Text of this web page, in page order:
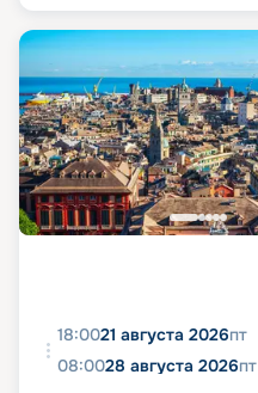
18:0021 августа 2026пт
08:0028 августа 2026пт